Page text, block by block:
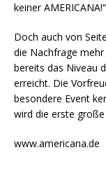
keiner AMERICANA!“
Doch auch von
die Nachfrage
bereits das Niveau
erreicht. Die
besondere Event
wird die erste
www.americana.de